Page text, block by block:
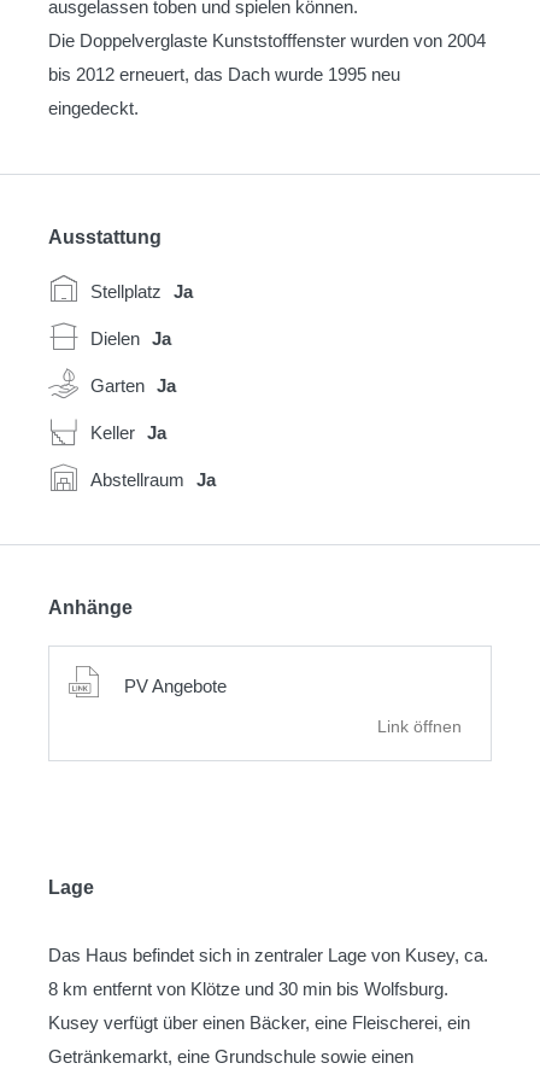
ausgelassen toben und spielen können.
Die Doppelverglaste Kunststofffenster wurden von 2004
bis 2012 erneuert, das Dach wurde 1995 neu
eingedeckt.
Ausstattung
Stellplatz Ja
Dielen Ja
Garten Ja
Keller Ja
Abstellraum Ja
Anhänge
PV Angebote
Link öffnen
Lage
Das Haus befindet sich in zentraler Lage von Kusey, ca.
8 km entfernt von Klötze und 30 min bis Wolfsburg.
Kusey verfügt über einen Bäcker, eine Fleischerei, ein
Getränkemarkt, eine Grundschule sowie einen